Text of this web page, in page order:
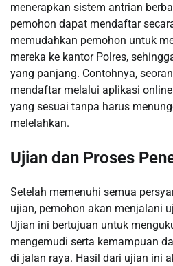
menerapkan sistem antrian
pemohon dapat mendaftar
memudahkan pemohon untuk
mereka ke kantor Polres,
yang panjang. Contohnya,
mendaftar melalui aplikasi
yang sesuai tanpa harus
melelahkan.
Ujian dan Proses
Setelah memenuhi semua
ujian, pemohon akan menjalani
Ujian ini bertujuan untuk
mengemudi serta kemampuan
di jalan raya. Hasil dari ujian ini